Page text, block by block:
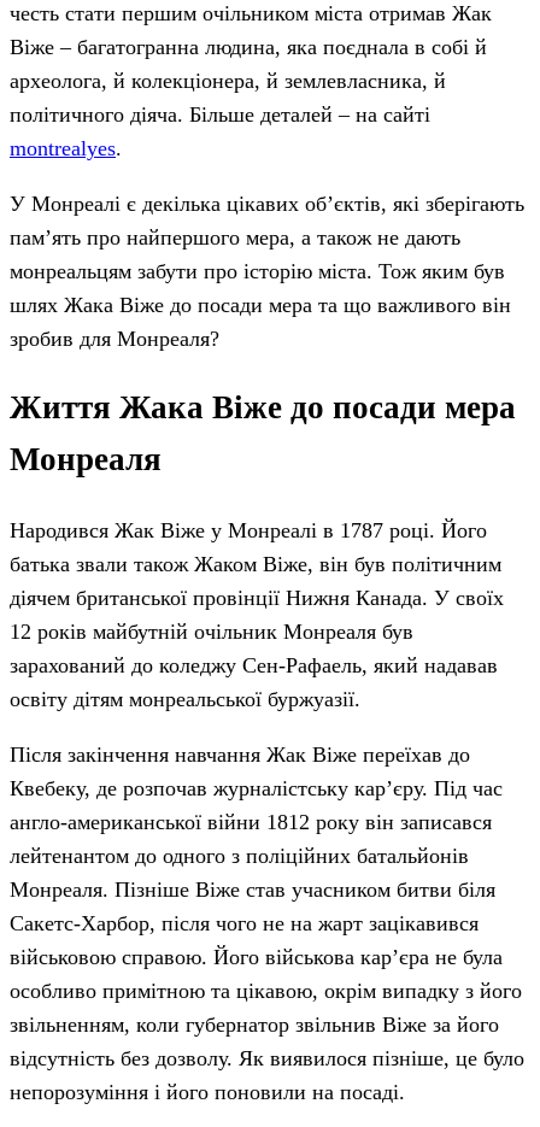
честь стати першим очільником міста отримав Жак
Віже – багатогранна людина, яка поєднала в собі й
археолога, й колекціонера, й землевласника, й
політичного діяча. Більше деталей – на сайті
montrealyes.
У Монреалі є декілька цікавих об’єктів, які зберігають
пам’ять про найпершого мера, а також не дають
монреальцям забути про історію міста. Тож яким був
шлях Жака Віже до посади мера та що важливого він
зробив для Монреаля?
Життя Жака Віже до посади мера
Монреаля
Народився Жак Віже у Монреалі в 1787 році. Його
батька звали також Жаком Віже, він був політичним
діячем британської провінції Нижня Канада. У своїх
12 років майбутній очільник Монреаля був
зарахований до коледжу Сен-Рафаель, який надавав
освіту дітям монреальської буржуазії.
Після закінчення навчання Жак Віже переїхав до
Квебеку, де розпочав журналістську кар’єру. Під час
англо-американської війни 1812 року він записався
лейтенантом до одного з поліційних батальйонів
Монреаля. Пізніше Віже став учасником битви біля
Сакетс-Харбор, після чого не на жарт зацікавився
військовою справою. Його військова кар’єра не була
особливо примітною та цікавою, окрім випадку з його
звільненням, коли губернатор звільнив Віже за його
відсутність без дозволу. Як виявилося пізніше, це було
непорозуміння і його поновили на посаді.